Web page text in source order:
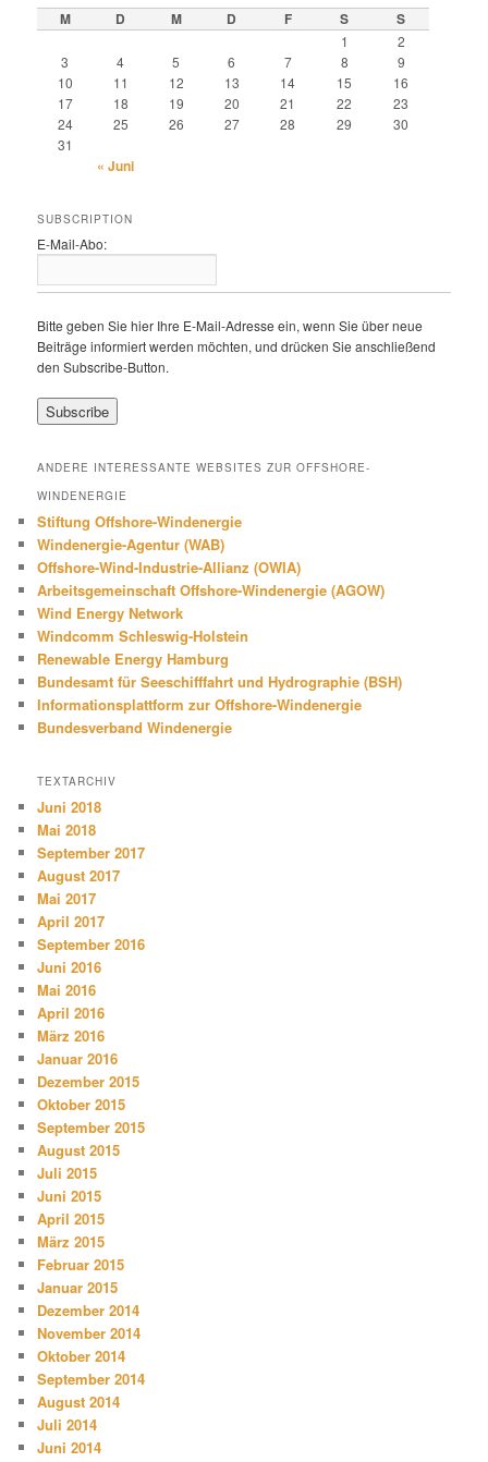
M D M D F S S
1
2
3
4 5 6 7 8
9
10
11 12 13 14 15
16
17
18 19 20 21 22
23
24
25 26 27 28 29
30
31
« Juni
SUBSCRIPTION
E-Mail-Abo:
Bitte geben Sie hier Ihre E-Mail-Adresse ein, wenn Sie über neue
Beiträge informiert werden möchten, und drücken Sie anschließend
den Subscribe-Button.
ANDERE INTERESSANTE WEBSITES ZUR OFFSHORE-
WINDENERGIE
Stiftung Offshore-Windenergie
Windenergie-Agentur (WAB)
Offshore-Wind-Industrie-Allianz (OWIA)
Arbeitsgemeinschaft Offshore-Windenergie (AGOW)
Wind Energy Network
Windcomm Schleswig-Holstein
Renewable Energy Hamburg
Bundesamt für Seeschifffahrt und Hydrographie (BSH)
Informationsplattform zur Offshore-Windenergie
Bundesverband Windenergie
TEXTARCHIV
Juni 2018
Mai 2018
September 2017
August 2017
Mai 2017
April 2017
September 2016
Juni 2016
Mai 2016
April 2016
März 2016
Januar 2016
Dezember 2015
Oktober 2015
September 2015
August 2015
Juli 2015
Juni 2015
April 2015
März 2015
Februar 2015
Januar 2015
Dezember 2014
November 2014
Oktober 2014
September 2014
August 2014
Juli 2014
Juni 2014